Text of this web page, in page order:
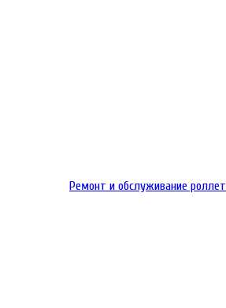
Ремонт и обслуживание роллет